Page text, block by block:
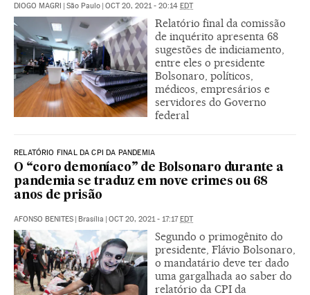
DIOGO MAGRI | São Paulo | OCT 20, 2021 - 20:14 EDT
Relatório final da comissão
de inquérito apresenta 68
sugestões de indiciamento,
entre eles o presidente
Bolsonaro, políticos,
médicos, empresários e
servidores do Governo
federal
RELATÓRIO FINAL DA CPI DA PANDEMIA
O “coro demoníaco” de Bolsonaro durante a
pandemia se traduz em nove crimes ou 68
anos de prisão
AFONSO BENITES | Brasília | OCT 20, 2021 - 17:17EDT
Segundo o primogênito do
presidente, Flávio Bolsonaro,
o mandatário deve ter dado
uma gargalhada ao saber do
relatório da CPI da